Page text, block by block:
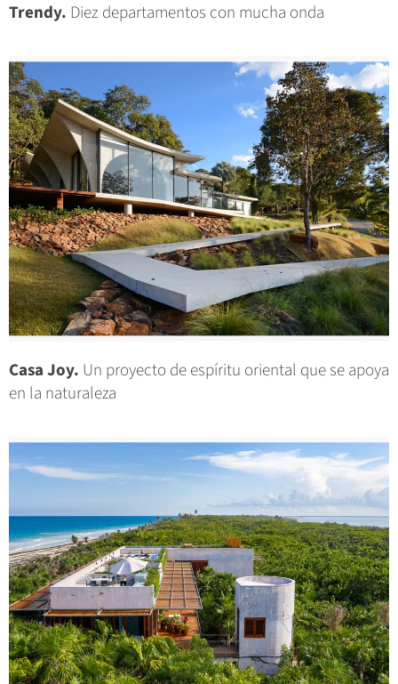
Trendy. Diez departamentos con mucha onda
Casa Joy. Un proyecto de espíritu oriental que se apoya
en la naturaleza